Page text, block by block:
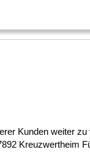
Kunden weiter zu
Kreuzwertheim